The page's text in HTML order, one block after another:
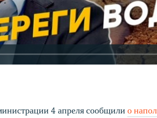
4 апреля сообщилио